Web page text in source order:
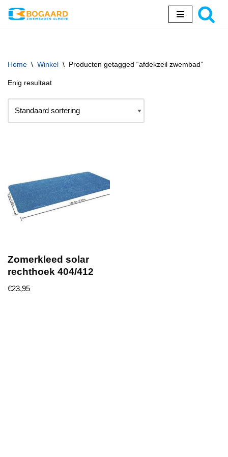
inhoud
Home \ Winkel \ Producten getagged “afdekzeil zwembad”
Enig resultaat
Zomerkleed solar
rechthoek 404/412
€23,95